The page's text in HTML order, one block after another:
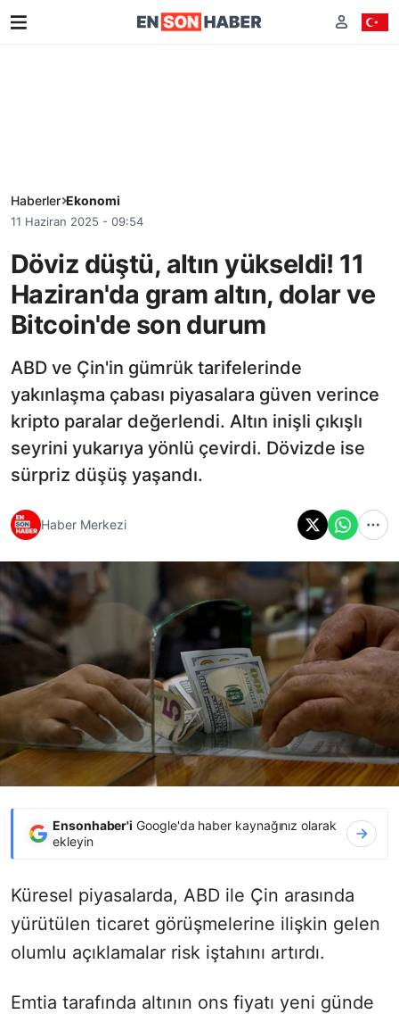
Haberler Ekonomi
11 Haziran 2025 - 09:54
Döviz düştü, altın yükseldi! 11
Haziran'da gram altın, dolar ve
Bitcoin'de son durum
ABD ve Çin'in gümrük tarifelerinde
yakınlaşma çabası piyasalara güven verince
kripto paralar değerlendi. Altın inişli çıkışlı
seyrini yukarıya yönlü çevirdi. Dövizde ise
sürpriz düşüş yaşandı.
Haber Merkezi
Ensonhaber'i Google'da haber kaynağınız olarak
ekleyin
Küresel piyasalarda, ABD ile Çin arasında
yürütülen ticaret görüşmelerine ilişkin gelen
olumlu açıklamalar risk iştahını artırdı.
Emtia tarafında altının ons fiyatı yeni günde